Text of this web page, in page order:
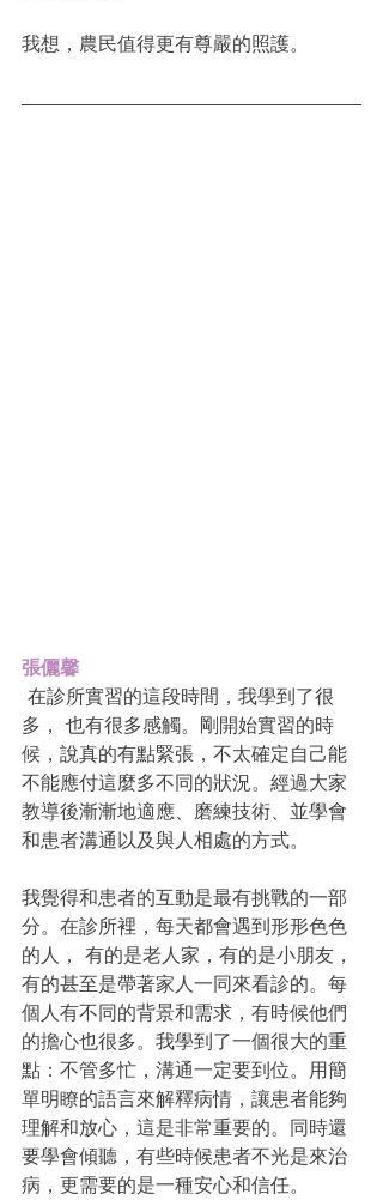
我想，農民值得更有尊嚴的照護。
張儷馨
在診所實習的這段時間，我學到了很
多， 也有很多感觸。剛開始實習的時
候，說真的有點緊張，不太確定自己能
不能應付這麼多不同的狀況。經過大家
教導後漸漸地適應、磨練技術、並學會
和患者溝通以及與人相處的方式。
我覺得和患者的互動是最有挑戰的一部
分。在診所裡，每天都會遇到形形色色
的人， 有的是老人家，有的是小朋友，
有的甚至是帶著家人一同來看診的。每
個人有不同的背景和需求，有時候他們
的擔心也很多。我學到了一個很大的重
點：不管多忙，溝通一定要到位。用簡
單明瞭的語言來解釋病情，讓患者能夠
理解和放心，這是非常重要的。同時還
要學會傾聽，有些時候患者不光是來治
病，更需要的是一種安心和信任。